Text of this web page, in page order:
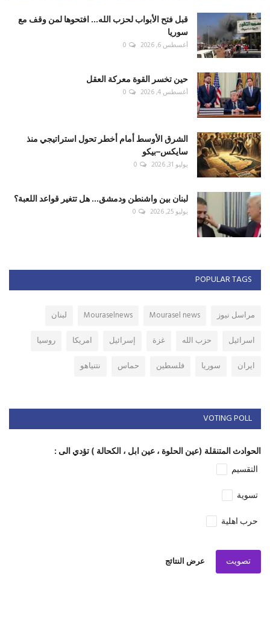
قبل فتح الأبواب لحزب الله... افتحوها لمن وقف مع
سوريا
أغسطس 6, 2026 0
حين تخسر القوة معركة العقل
أغسطس 4, 2026 0
الشرق الأوسط أمام أخطر تحول استراتيجي منذ
سايكس–بيكو
يوليو 31, 2026 0
لبنان بين واشنطن ودمشق... هل تتغير قواعد اللعبة؟
يوليو 25, 2026 0
POPULAR TAGS
مراسل نيوز Mourasel news
Mouraselnews
لبنان
اسرائيل
حزب الله غزة إسرائيل امريكا
روسيا
ايران
سوريا فلسطين حماس نتنياهو
VOTING POLL
الحوادث المتنقلة (عين الحلوة ، عين ابل ، الكحالة ) تؤدي الى :
التقسيم
تسوية
حرب اهلية
تصويت عرض النتائج